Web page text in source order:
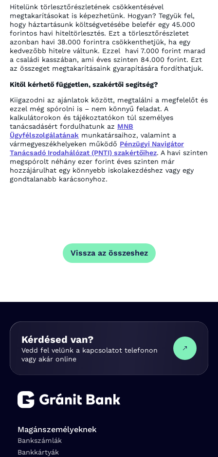
Hitelünk törlesztőrészletének csökkentésével
megtakarításokat is képezhetünk. Hogyan? Tegyük fel,
hogy háztartásunk költségvetésébe belefér egy 45.000
forintos havi hiteltörlesztés. Ezt a törlesztőrészletet
azonban havi 38.000 forintra csökkenthetjük, ha egy
kedvezőbb hitelre váltunk. Ezzel havi 7.000 forint marad
a családi kasszában, ami éves szinten 84.000 forint. Ezt
az összeget megtakarításaink gyarapítására fordíthatjuk.
Kitől kérhető független, szakértői segítség?
Kiigazodni az ajánlatok között, megtalálni a megfelelőt és
ezzel még spórolni is – nem könnyű feladat. A
kalkulátorokon és tájékoztatókon túl személyes
tanácsadásért fordulhatunk az MNB
Ügyfélszolgálatának munkatársaihoz, valamint a
vármegyeszékhelyeken működő Pénzügyi Navigátor
Tanácsadó Irodahálózat (PNTI) szakértőihez. A havi szinten
megspórolt néhány ezer forint éves szinten már
hozzájárulhat egy könnyebb iskolakezdéshez vagy egy
gondtalanabb karácsonyhoz.
Vissza az összeshez
Kérdésed van?
Vedd fel velünk a kapcsolatot telefonon
vagy akár online
Magánszemélyeknek
Bankszámlák
Bankkártyák